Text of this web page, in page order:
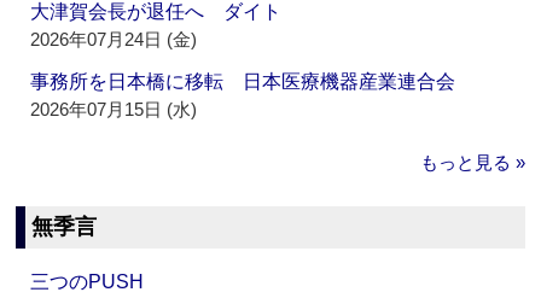
大津賀会長が退任へ ダイト
2026年07月24日 (金)
事務所を日本橋に移転 日本医療機器産業連合会
2026年07月15日 (水)
もっと見る »
無季言
三つのPUSH